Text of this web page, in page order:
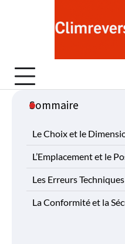
Sommaire
Le Choix et le
L’Emplacement et le
Les Erreurs
La Conformité et la